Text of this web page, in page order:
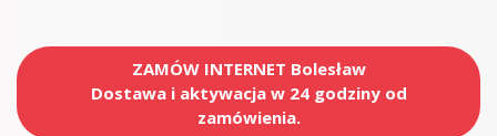
ZAMÓW INTERNET Bolesław
Dostawa i aktywacja w 24 godziny od
zamówienia.